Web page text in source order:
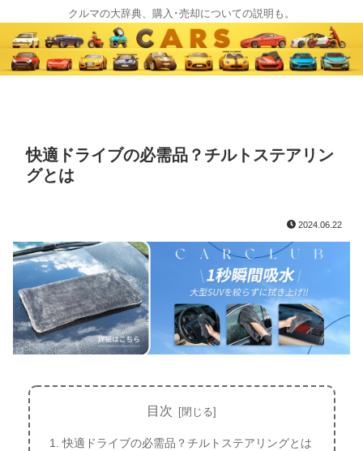
クルマの大辞典、購入･売却についての説明も。
快適ドライブの必需品？チルトステアリン
グとは
2024.06.22
目次
快適ドライブの必需品？チルトステアリングとは